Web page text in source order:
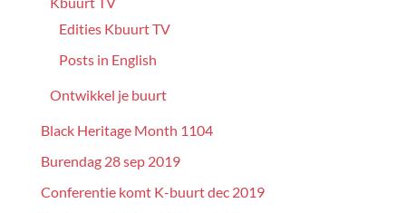
Edities Kbuurt TV
Posts in English
Ontwikkel je buurt
Black Heritage Month 1104
Burendag 28 sep 2019
Conferentie komt K-buurt dec 2019